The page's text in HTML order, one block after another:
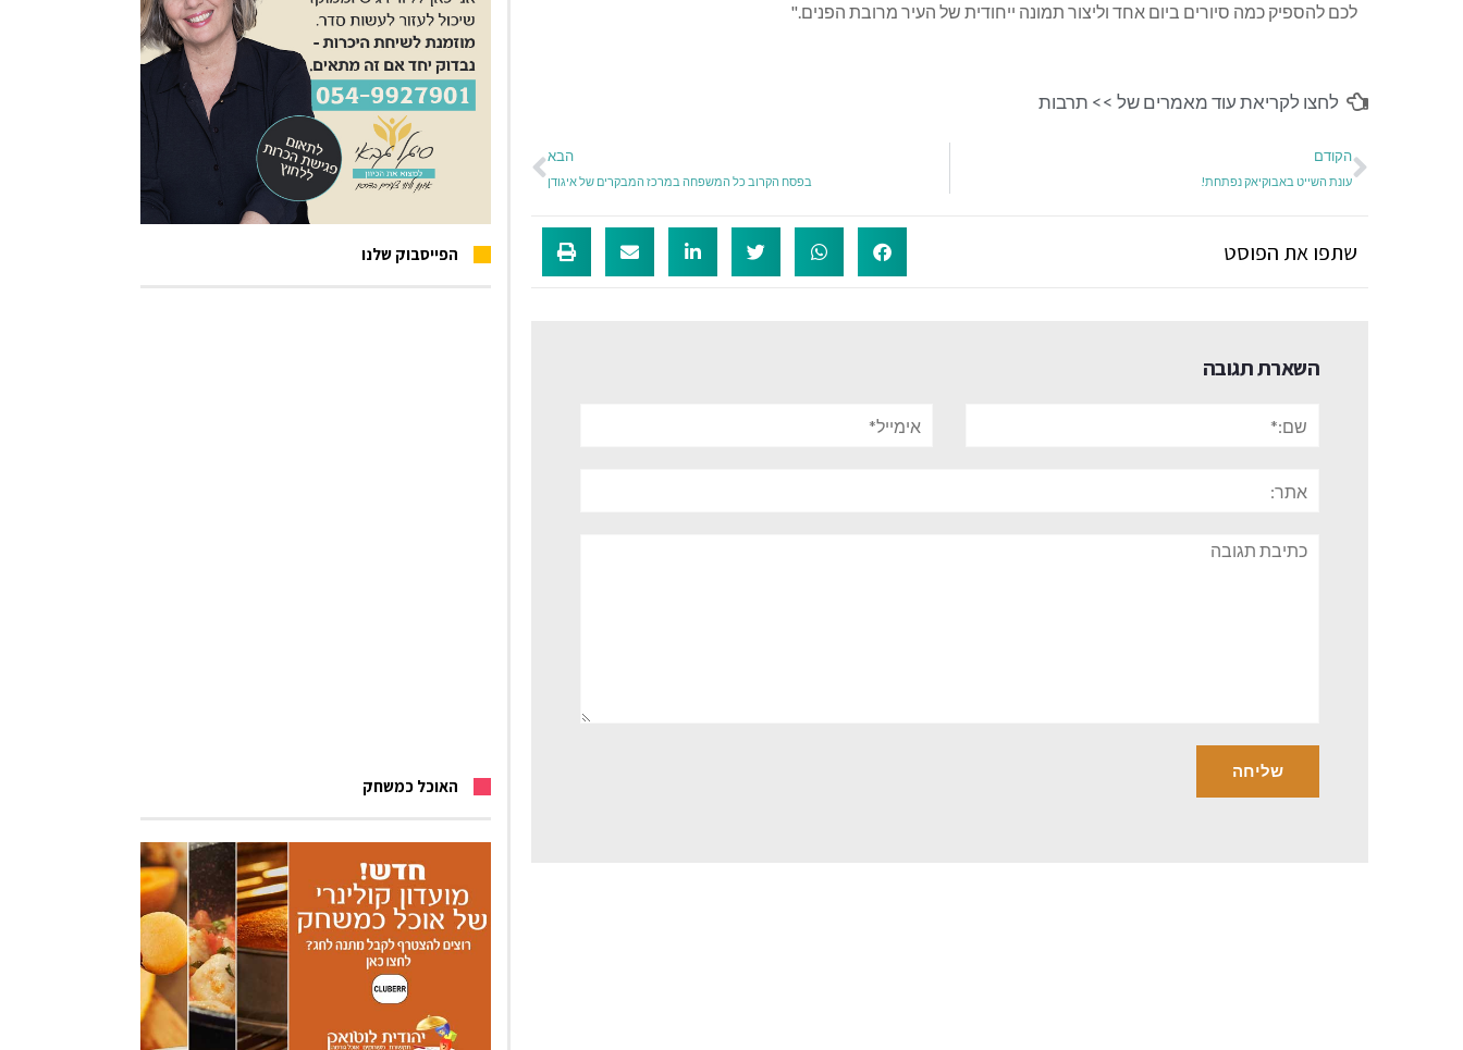
לכם להספיק כמה סיורים ביום אחד וליצור תמונה ייחודית של העיר מרובת הפנים."
לחצו לקריאת עוד מאמרים של >> תרבות
הקודם
עונת השייט באבוקיאק נפתחת!
הבא
בפסח הקרוב כל המשפחה במרכז המבקרים של איגודן
שתפו את הפוסט
השארת תגובה
תגובה
הפייסבוק שלנו
האוכל כמשחק